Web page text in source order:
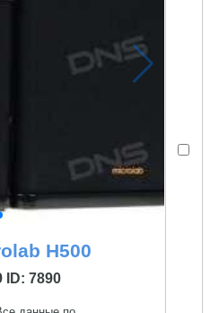
H500
ID: 7890